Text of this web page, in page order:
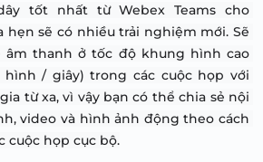
tốt nhất từ ​​Webex Teams cho
hẹn sẽ có nhiều trải nghiệm mới. Sẽ
âm thanh ở tốc độ khung hình cao
/ giây) trong các cuộc họp với
từ xa, vì vậy bạn có thể chia sẻ nội
video và hình ảnh động theo cách
cuộc họp cục bộ.